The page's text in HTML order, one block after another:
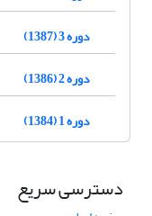
دوره 3 (1387)
دوره 2 (1386)
دوره 1 (1384)
دسترسی سریع